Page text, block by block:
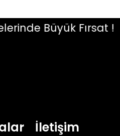
Büyük Fırsat !
İletişim